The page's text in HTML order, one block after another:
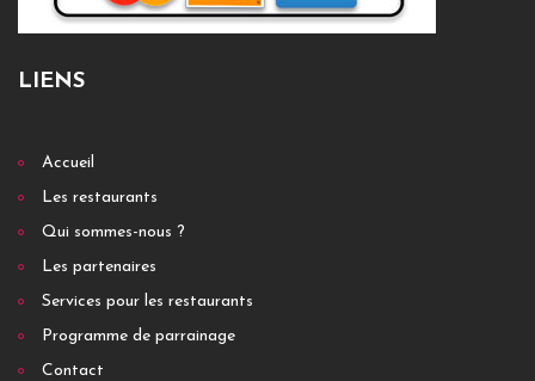
LIENS
Accueil
Les restaurants
Qui sommes-nous ?
Les partenaires
Services pour les restaurants
Programme de parrainage
Contact